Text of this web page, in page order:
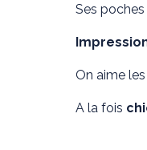
Ses
On aime
A la fois